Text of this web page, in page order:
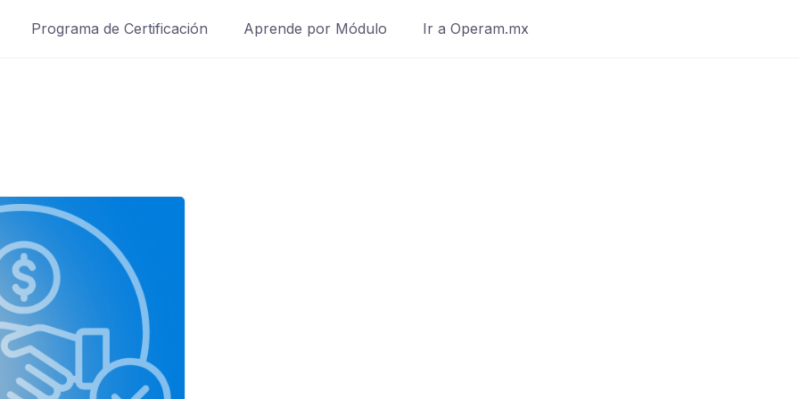
Programa de Certificación Aprende por Módulo Ir a Operam.mx